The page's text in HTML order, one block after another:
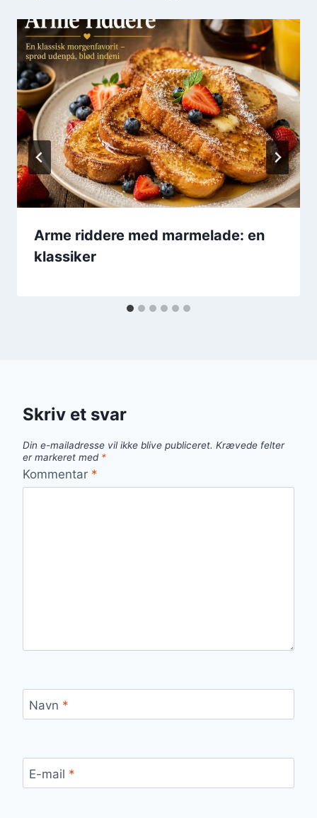
Arme riddere med marmelade: en
klassiker
Skriv et svar
Din e-mailadresse vil ikke blive publiceret. Krævede felter
er markeret med *
Kommentar *
Navn *
E-mail *